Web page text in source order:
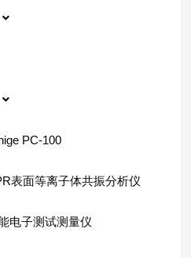
PC-100
表面等离子体共振分析仪
电子测试测量仪